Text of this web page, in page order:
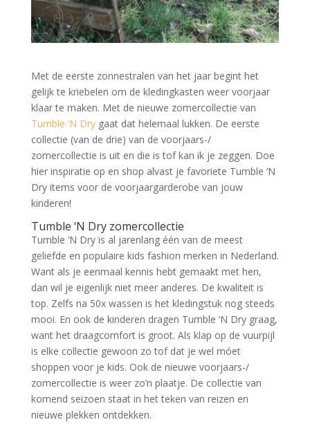
Met de eerste zonnestralen van het jaar begint het
gelijk te kriebelen om de kledingkasten weer voorjaar
klaar te maken. Met de nieuwe zomercollectie van
Tumble ‘N Drygaat dat helemaal lukken. De eerste
collectie (van de drie) van de voorjaars-/
zomercollectie is uit en die is tof kan ik je zeggen. Doe
hier inspiratie op en shop alvast je favoriete Tumble ‘N
Dry items voor de voorjaargarderobe van jouw
kinderen!
Tumble ‘N Dry zomercollectie
Tumble ‘N Dry is al jarenlang één van de meest
geliefde en populaire kids fashion merken in Nederland.
Want als je eenmaal kennis hebt gemaakt met hen,
dan wil je eigenlijk niet meer anderes. De kwaliteit is
top. Zelfs na 50x wassen is het kledingstuk nog steeds
mooi. En ook de kinderen dragen Tumble ‘N Dry graag,
want het draagcomfort is groot. Als klap op de vuurpijl
is elke collectie gewoon zo tof dat je wel móet
shoppen voor je kids. Ook de nieuwe voorjaars-/
zomercollectie is weer zo’n plaatje. De collectie van
komend seizoen staat in het teken van reizen en
nieuwe plekken ontdekken.